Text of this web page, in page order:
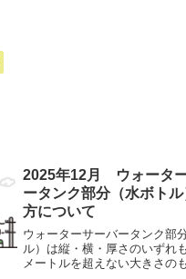
2025年12月 ウォータ
ータンク部分（水ボトル
方について
ウォーターサーバータンク部
ル）は縦・横・厚さのいずれ
メートルを超えない大きさの